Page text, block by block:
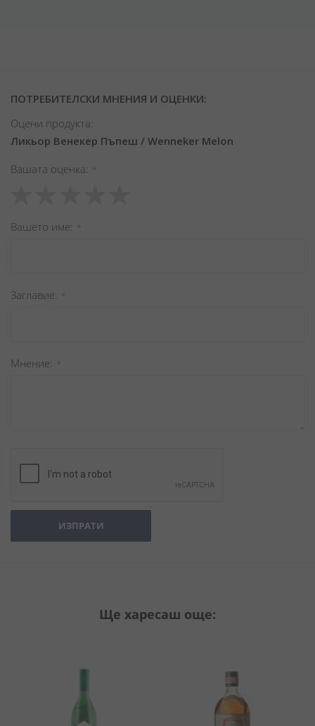
ПОТРЕБИТЕЛСКИ МНЕНИЯ И ОЦЕНКИ:
Оцени продукта:
Ликьор Венекер Пъпеш / Wenneker Melon
Вашата оценка
star
stars
stars
stars
stars
Вашето име
Заглавиe
Мнение
ИЗПРАТИ
Ще харесаш още: